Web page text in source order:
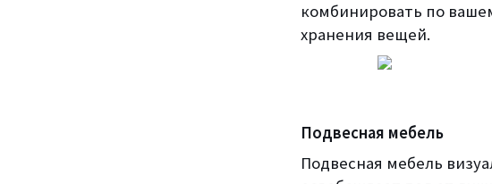
комбинировать по
хранения вещей.
Подвесная мебель
Подвесная мебель